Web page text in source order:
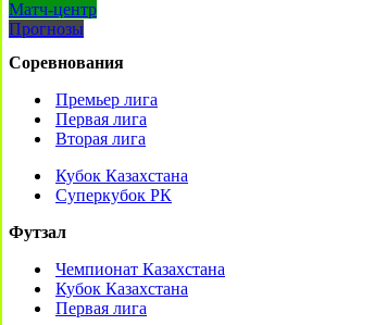
Матч-центр
Прогнозы
Соревнования
Премьер лига
Первая лига
Вторая лига
Кубок Казахстана
Суперкубок РК
Футзал
Чемпионат Казахстана
Кубок Казахстана
Первая лига